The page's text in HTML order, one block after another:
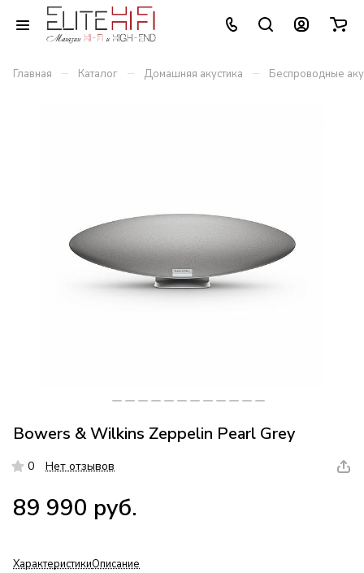
Главная – Каталог – Домашняя акустика – Беспроводные
Bowers & Wilkins Zeppelin Pearl Grey
0 Нет отзывов
89 990 руб.
ХарактеристикиОписание